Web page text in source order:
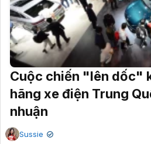
Cuộc chiến "lên dốc"
hãng xe điện Trung
nhuận
Sussie ✔